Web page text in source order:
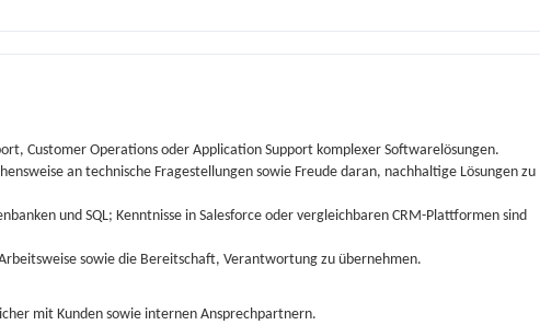
Customer Operations oder Application Support komplexer Softwarelösungen.
an technische Fragestellungen sowie Freude daran, nachhaltige Lösungen zu
und SQL; Kenntnisse in Salesforce oder vergleichbaren CRM-Plattformen sind
sowie die Bereitschaft, Verantwortung zu übernehmen.
mit Kunden sowie internen Ansprechpartnern.